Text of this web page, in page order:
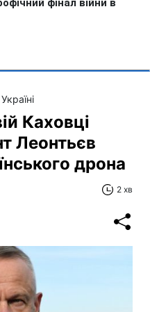
Каховці
Леонтьєв
дрона
2 хв